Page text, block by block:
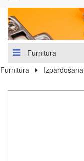
Furnitūra
Furnitūra
Izpārdošana